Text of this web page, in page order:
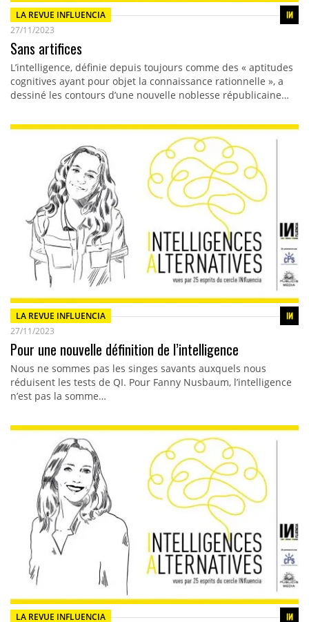
LA REVUE INFLUENCIA
27/11/2023
Sans artifices
L’intelligence, définie depuis toujours comme des « aptitudes
cognitives ayant pour objet la connaissance rationnelle », a
dessiné les contours d’une nouvelle noblesse républicaine…
LA REVUE INFLUENCIA
27/11/2023
Pour une nouvelle définition de l’intelligence
Nous ne sommes pas les singes savants auxquels nous
réduisent les tests de QI. Pour Fanny Nusbaum, l’intelligence
n’est pas la somme…
LA REVUE INFLUENCIA